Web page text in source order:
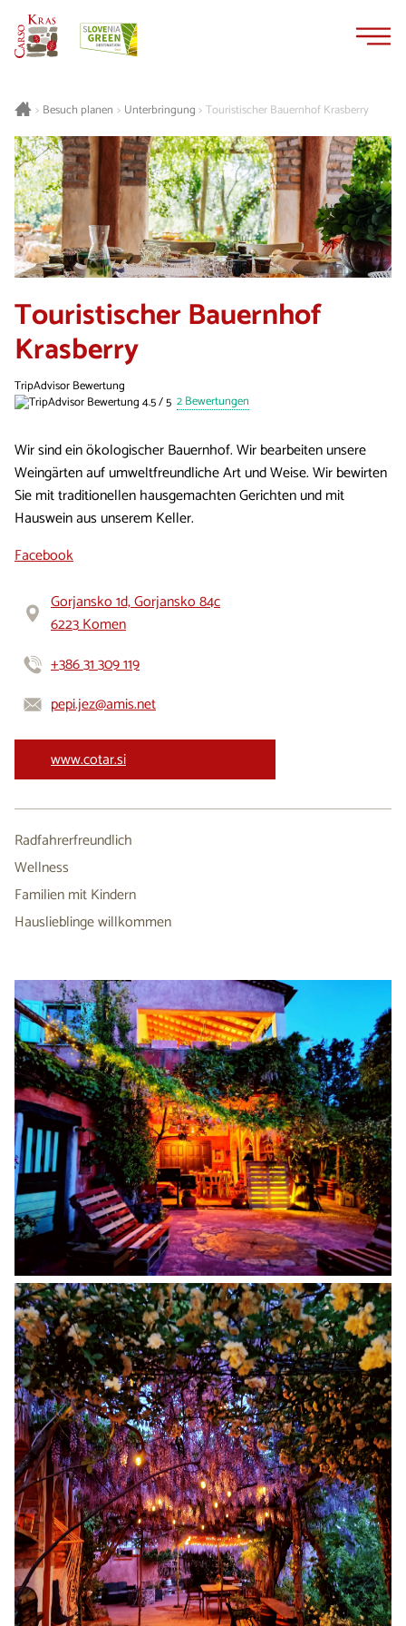
> Besuch planen > Unterbringung >Touristischer Bauernhof Krasberry
Touristischer Bauernhof
Krasberry
TripAdvisor Bewertung
2 Bewertungen
Wir sind ein ökologischer Bauernhof. Wir bearbeiten unsere
Weingärten auf umweltfreundliche Art und Weise. Wir bewirten
Sie mit traditionellen hausgemachten Gerichten und mit
Hauswein aus unserem Keller.
Facebook
Gorjansko 1d, Gorjansko 84c
6223 Komen
+386 31 309 119
pepi.jez@amis.net
www.cotar.si
Radfahrerfreundlich
Wellness
Familien mit Kindern
Hauslieblinge willkommen